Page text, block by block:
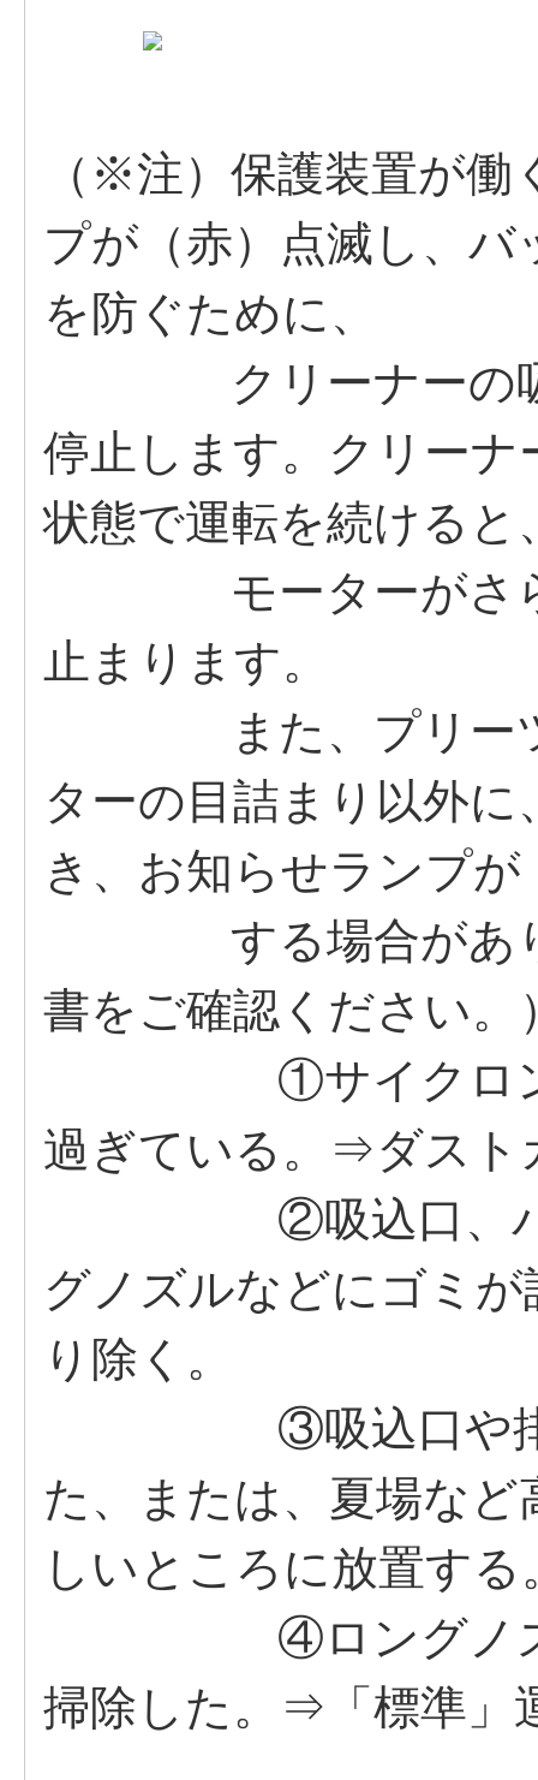
（※注）保護装置が
プが（赤）点滅し、
を防ぐために、
クリーナーの吸込
停止します。クリー
状態で運転を続けると
モーターがさら
止まります。
また、プリーツ
ターの目詰まり以外
き、お知らせランプが
する場合がありま
書をご確認ください。
①サイクロンボ
過ぎている。⇒ダスト
②吸込口、パイ
グノズルなどにゴミ
り除く。
③吸込口や排気
た、または、夏場な
しいところに放置する
④ロングノズル
掃除した。⇒「標準」